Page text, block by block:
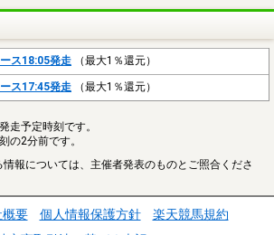
ス18:05発走 （最大1％還元）
ス17:45発走 （最大1％還元）
走予定時刻です。
の2分前です。
報については、主催者発表のものとご照合くださ
要 個人情報保護方針
楽天競馬規約